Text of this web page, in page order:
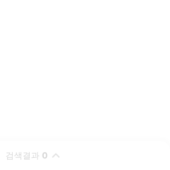
검색결과 0